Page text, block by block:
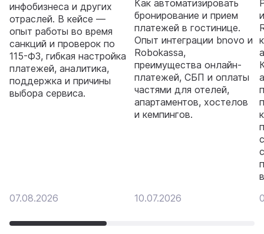
инфобизнеса и других
отраслей. В кейсе —
опыт работы во время
санкций и проверок по
115-ФЗ, гибкая настройка
платежей, аналитика,
поддержка и причины
выбора сервиса.
07.08.2026
Как автоматизировать
бронирование и прием
платежей в гостинице.
Опыт интеграции bnovo и
Robokassa,
преимущества онлайн-
платежей, СБП и оплаты
частями для отелей,
апартаментов, хостелов
и кемпингов.
10.07.2026